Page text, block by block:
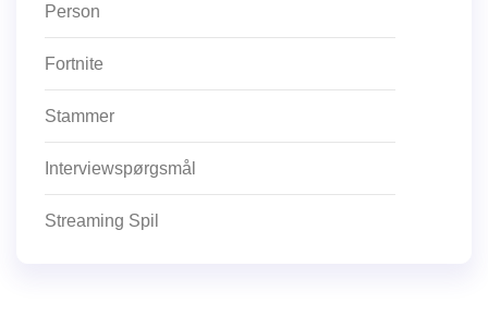
Person
Fortnite
Stammer
Interviewspørgsmål
Streaming Spil